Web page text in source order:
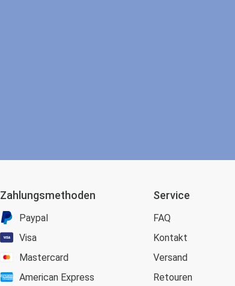
Zahlungsmethoden
Paypal
Visa
Mastercard
American Express
Service
FAQ
Kontakt
Versand
Retouren